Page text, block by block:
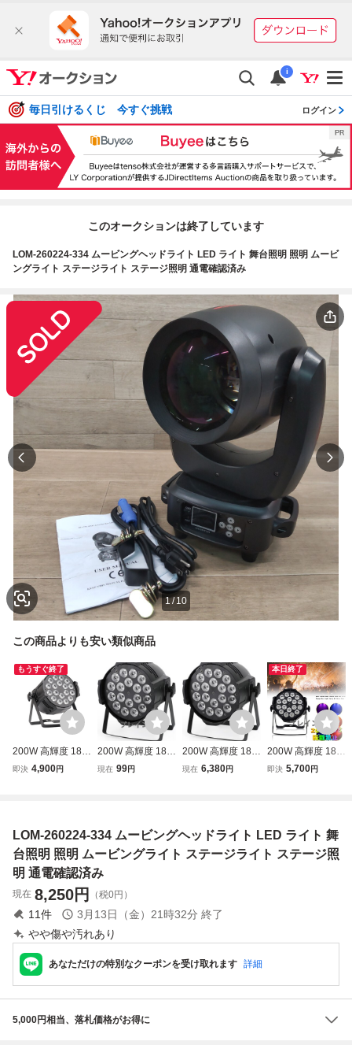
i
毎日引けるくじ 今すぐ挑戦 ログイン
このオークションは終了しています
LOM-260224-334 ムービングヘッドライト LED ライト 舞台照明 照明 ムービ
ングライト ステージライト ステージ照明 通電確認済み
1/ 10
この商品よりも安い類似商品
もうすぐ終了
200W 高輝度 18L
ED ステージライ
ドライト 4/8チャ
ンネル 回転可能
即決 4,900円
200W 高輝度 18L
ED ステージライ
ドライト 4/8チャ
ンネル 回転可能
現在 99円
200W 高輝度 18L
ED ステージライ
ドライト 4/8チャ
ンネル 回転可能
現在 6,380円
本日終了
200W 高輝度 18L
ED ステージライ
ドライト 4/8チャ
ンネル 回転可能
即決 5,700円
LOM-260224-334 ムービングヘッドライト LED ライト 舞
台照明 照明 ムービングライト ステージライト ステージ照
明 通電確認済み
現在 8,250円 （税0円）
11件 3月13日（金）21時32分 終了
やや傷や汚れあり
あなただけの特別なクーポンを受け取れます 詳細
5,000円相当、落札価格がお得に